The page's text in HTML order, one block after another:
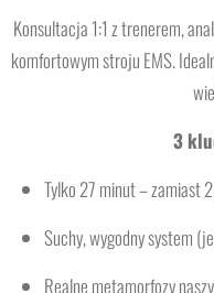
Konsultacja 1:1 z trenerem,
komfortowym stroju EMS.
3
Tylko 27 minut – zamiast
Suchy, wygodny system
Realne metamorfozy